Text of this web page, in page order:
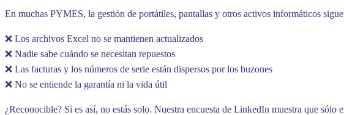
En muchas PYMES, la gestión de portátiles, pantallas y otros activos informáticos
❌ Los archivos Excel no se mantienen actualizados
❌ Nadie sabe cuándo se necesitan repuestos
❌ Las facturas y los números de serie están dispersos por los buzones
❌ No se entiende la garantía ni la vida útil
¿Reconocible? Si es así, no estás solo. Nuestra encuesta de LinkedIn muestra que sólo